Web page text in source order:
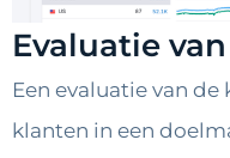
Evaluatie
Een evaluatie van
klanten in een